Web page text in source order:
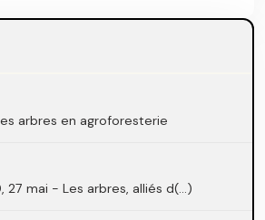
arbres en agroforesterie
27 mai - Les arbres, alliés d(...)